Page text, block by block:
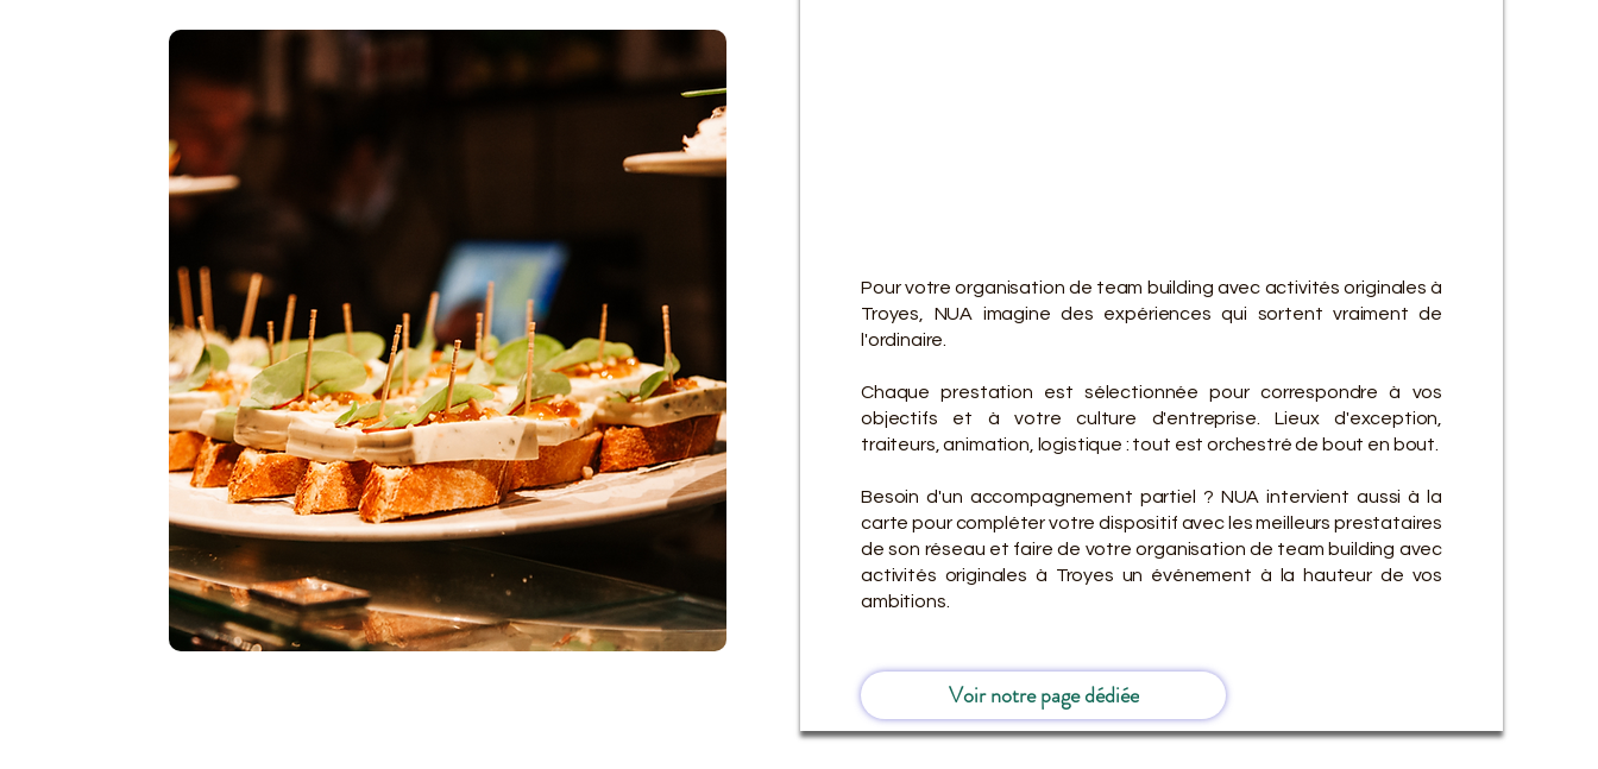
DES
DES
Pour votre organisation de team building avec activités originales à
Troyes, NUA imagine des expériences qui sortent vraiment de
l'ordinaire.
Chaque prestation est sélectionnée pour correspondre à vos
objectifs et à votre culture d'entreprise. Lieux d'exception,
traiteurs, animation, logistique : tout est orchestré de bout en bout.
Besoin d'un accompagnement partiel ? NUA intervient aussi à la
carte pour compléter votre dispositif avec les meilleurs prestataires
de son réseau et faire de votre organisation de team building avec
activités originales à Troyes un événement à la hauteur de vos
ambitions.
Voir notre page dédiée